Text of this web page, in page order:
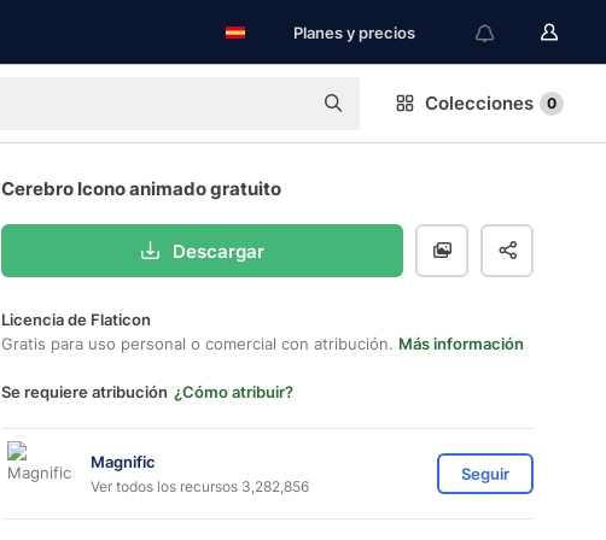
Planes y precios
Colecciones 0
Cerebro Icono animado gratuito
Descargar
Licencia de Flaticon
Gratis para uso personal o comercial con atribución. Más información
Se requiere atribución ¿Cómo atribuir?
Magnific
Ver todos los recursos 3,282,856
Seguir